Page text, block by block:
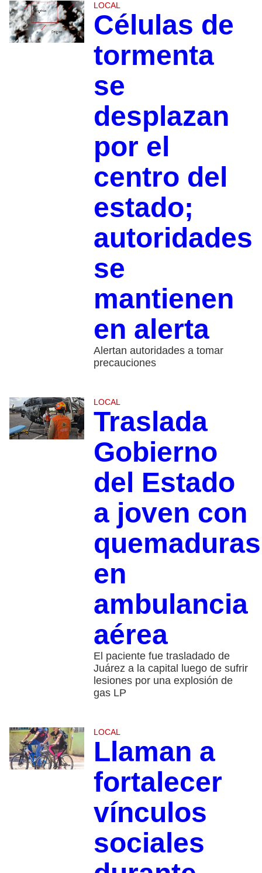
LOCAL
Células de
tormenta
se
desplazan
por el
centro del
estado;
autoridades
se
mantienen
en alerta
Alertan autoridades a tomar
precauciones
LOCAL
Traslada
Gobierno
del Estado
a joven con
en
ambulancia
aérea
El paciente fue trasladado de
Juárez a la capital luego de sufrir
lesiones por una explosión de
gas LP
LOCAL
Llaman a
fortalecer
vínculos
sociales